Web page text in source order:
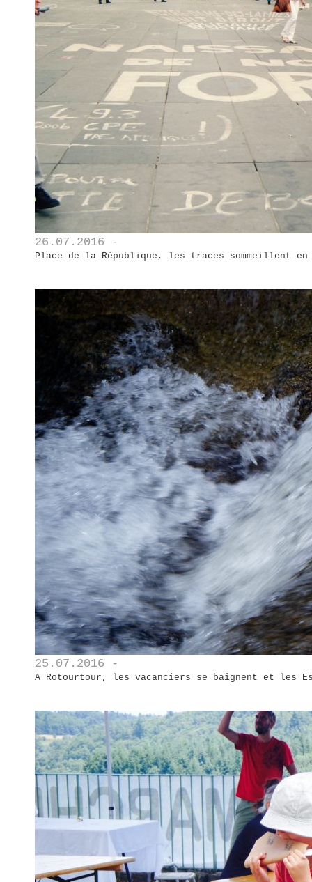
26.07.2016 -
Place de la République, les traces sommeillent
25.07.2016 -
A Rotourtour, les vacanciers se baignent et les